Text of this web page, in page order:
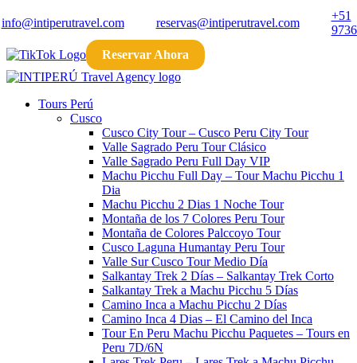
info@intiperutravel.com reservas@intiperutravel.com
+51
Reservar Ahora
Tours Perú
Cusco
Cusco City Tour​ – Cusco Peru City Tour​
Valle Sagrado Peru Tour Clásico
Valle Sagrado Peru Full Day VIP
Machu Picchu Full Day – Tour Machu Picchu 1
Dia
Machu Picchu 2 Dias 1 Noche​ Tour
Montaña de los 7 Colores Peru​ Tour
Montaña de Colores Palccoyo​ Tour
Cusco Laguna Humantay Peru Tour
Valle Sur Cusco Tour​ Medio Día
Salkantay Trek 2 Días – Salkantay Trek Corto
Salkantay Trek a Machu Picchu 5 Días
Camino Inca a Machu Picchu 2 Días
Camino Inca 4 Dias – El Camino del Inca​
Tour En Peru Machu Picchu Paquetes – Tours en
Peru 7D/6N